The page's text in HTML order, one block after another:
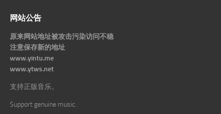
网站公告
原来网站地址被攻击污染访问不稳
注意保存新的地址
www.yintu.me
www.ytws.net
支持正版音乐。
Support genuine music.